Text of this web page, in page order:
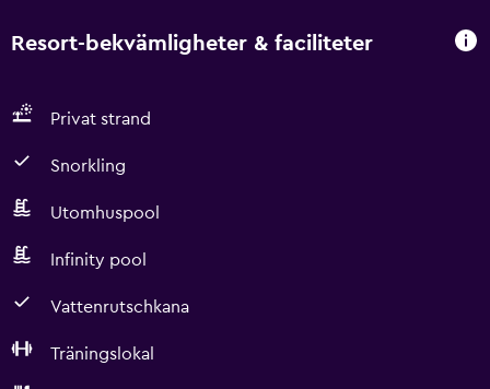
Resort-bekvämligheter & faciliteter
Privat strand
Snorkling
Utomhuspool
Infinity pool
Vattenrutschkana
Träningslokal